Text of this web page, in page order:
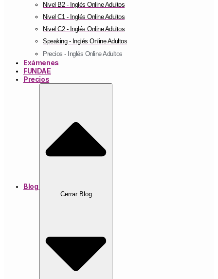
Nivel B2 - Inglés Online Adultos
Nivel C1 - Inglés Online Adultos
Nivel C2 - Inglés Online Adultos
Speaking - Inglés Online Adultos
Precios - Inglés Online Adultos
Exámenes
FUNDAE
Precios
Blog
Cerrar Blog